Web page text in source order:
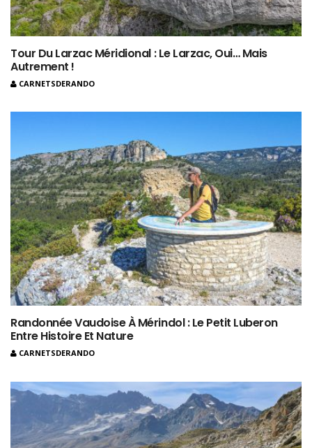
Tour Du Larzac Méridional : Le Larzac, Oui… Mais
Autrement !
CARNETSDERANDO
Randonnée Vaudoise À Mérindol : Le Petit Luberon
Entre Histoire Et Nature
CARNETSDERANDO